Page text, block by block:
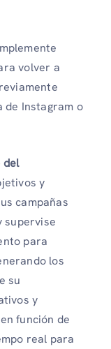
volver a
Instagram o
del
y
campañas
supervise
para
los
su
y
función de
real para